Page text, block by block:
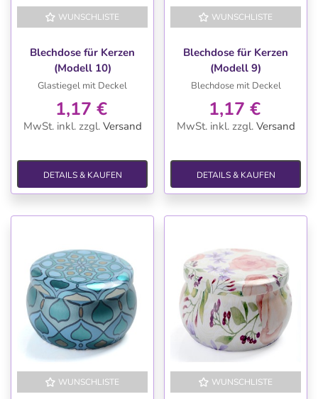
WUNSCHLISTE
Blechdose für Kerzen
(Modell 10)
Glastiegel mit Deckel
1,17 €
MwSt. inkl. zzgl. Versand
DETAILS & KAUFEN
WUNSCHLISTE
Blechdose für Kerzen
(Modell 9)
Blechdose mit Deckel
1,17 €
MwSt. inkl. zzgl. Versand
DETAILS & KAUFEN
WUNSCHLISTE WUNSCHLISTE